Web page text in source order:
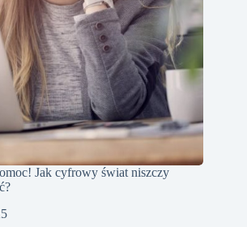
Jak cyfrowy świat niszczy